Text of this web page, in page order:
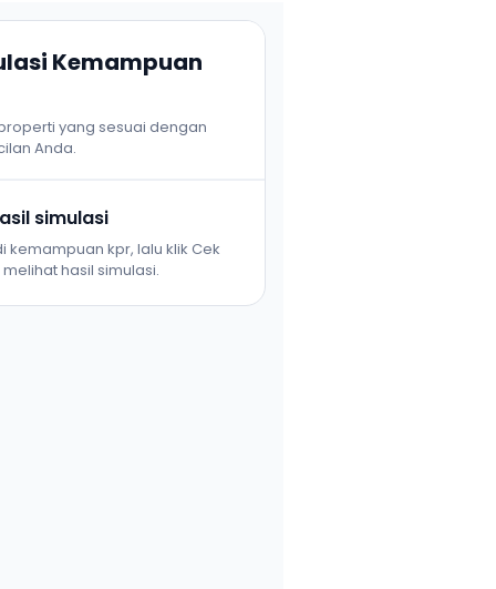
Kemampuan
yang sesuai dengan
Anda.
simulasi
kemampuan kpr, lalu klik Cek
hasil simulasi.